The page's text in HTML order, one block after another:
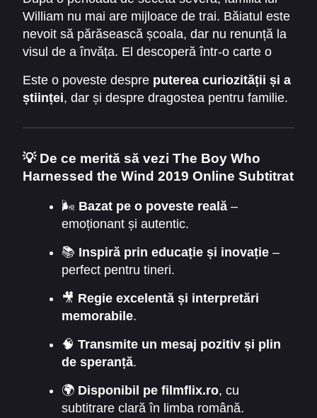
William nu mai are mijloace de trai. Băiatul este
nevoit să părăsească școala, dar nu renunță la
visul de a învăța. El descoperă într-o carte o
pentru a genera energie.
Cu multă muncă și ingeniozitate, William
Este o poveste despre puterea curiozității și a
științei, dar și despre dragostea pentru familie.
💡 De ce merită să vezi The Boy Who
Harnessed the Wind 2019 Online Subtitrat
🌬️ Bazat pe o poveste reală–
emoționant și autentic.
📚 Inspiră prin educație și inovație–
perfect pentru tineri.
🎥 Regie excelentă și interpretări
memorabile.
🧠 Transmite un mesaj pozitiv și plin
de speranță.
🌍 Disponibil pe filmflix.ro, cu
subtitrare clară în limba română.